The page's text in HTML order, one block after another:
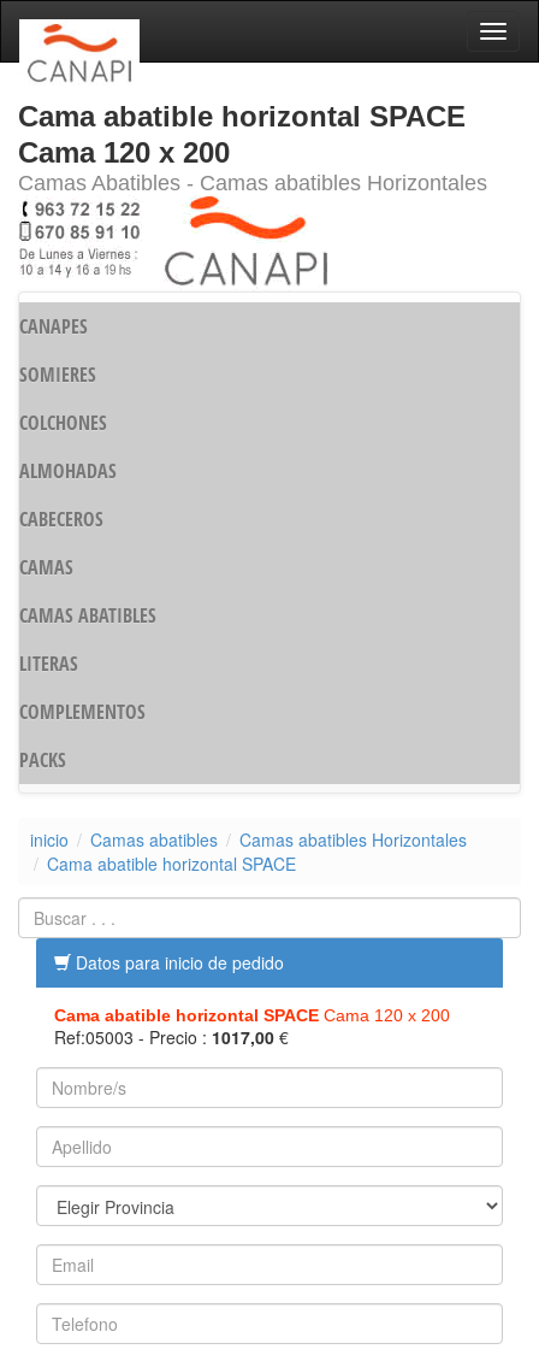
Cama abatible horizontal SPACE
Cama 120 x 200
Camas Abatibles - Camas abatibles Horizontales
CANAPES
SOMIERES
COLCHONES
ALMOHADAS
CABECEROS
CAMAS
CAMAS ABATIBLES
LITERAS
COMPLEMENTOS
PACKS
inicio Camas abatibles
Camas abatibles Horizontales
Cama abatible horizontal SPACE
Datos para inicio de pedido
Cama abatible horizontal SPACE Cama 120 x 200
Ref:05003 - Precio : 1017,00 €